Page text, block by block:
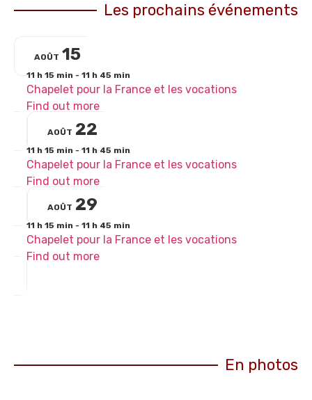
Les prochains événements
AOÛT 15
11 h 15 min - 11 h 45 min
Chapelet pour la France et les vocations
Find out more
AOÛT 22
11 h 15 min - 11 h 45 min
Chapelet pour la France et les vocations
Find out more
AOÛT 29
11 h 15 min - 11 h 45 min
Chapelet pour la France et les vocations
Find out more
En photos